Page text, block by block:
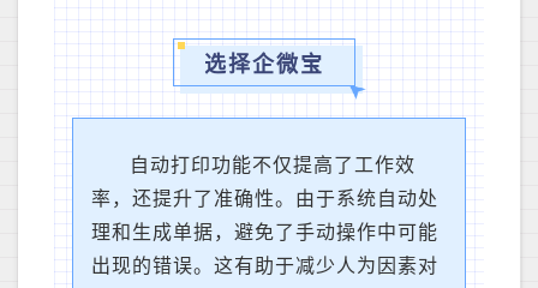
选择企微宝
自动打印功能不仅提高了工作效
率，还提升了准确性。由于系统自动处
理和生成单据，避免了手动操作中可能
出现的错误。这有助于减少人为因素对